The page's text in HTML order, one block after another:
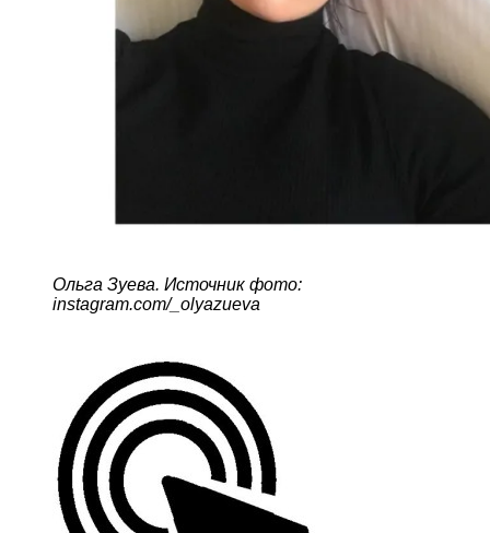
Ольга Зуева. Источник фото:
instagram.com/_olyazueva